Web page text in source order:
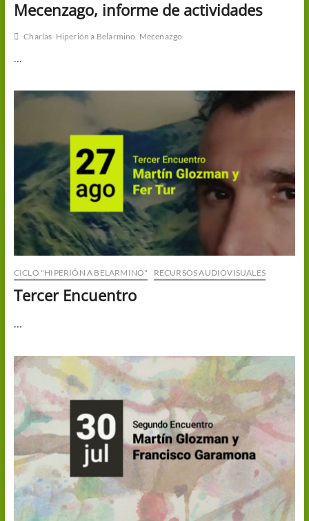
Mecenzago, informe de actividades
Charlas Hiperión a Belarmino Mecenazgo
CICLO "HIPERIÓN A BELARMINO" RECURSOS AUDIOVISUALES
Tercer Encuentro